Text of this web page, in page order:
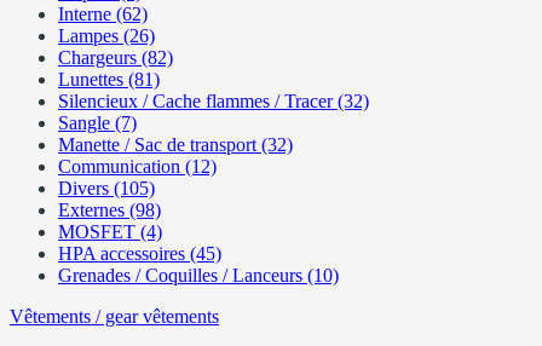
Interne (62)
Lampes (26)
Chargeurs (82)
Lunettes (81)
Silencieux / Cache flammes / Tracer (32)
Sangle (7)
Manette / Sac de transport (32)
Communication (12)
Divers (105)
Externes (98)
MOSFET (4)
HPA accessoires (45)
Grenades / Coquilles / Lanceurs (10)
Vêtements / gear vêtements